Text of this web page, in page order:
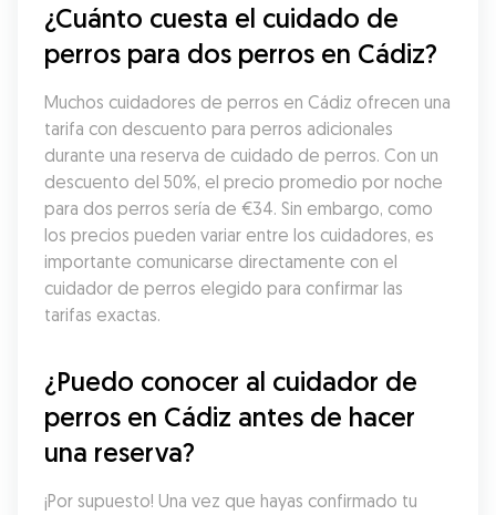
¿Cuánto cuesta el cuidado de
perros para dos perros en Cádiz?
Muchos cuidadores de perros en Cádiz ofrecen una
tarifa con descuento para perros adicionales
durante una reserva de cuidado de perros. Con un
descuento del 50%, el precio promedio por noche
para dos perros sería de €34. Sin embargo, como
los precios pueden variar entre los cuidadores, es
importante comunicarse directamente con el
cuidador de perros elegido para confirmar las
tarifas exactas.
¿Puedo conocer al cuidador de
perros en Cádiz antes de hacer
una reserva?
¡Por supuesto! Una vez que hayas confirmado tu